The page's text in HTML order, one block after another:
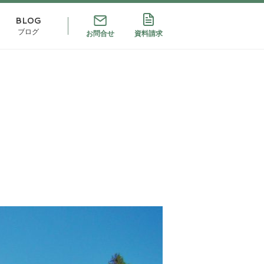
BLOG
ブログ お問合せ 資料請求